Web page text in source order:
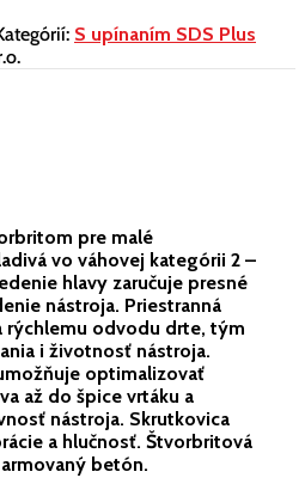
S upínaním SDS Plus
pre malé
vo váhovej kategórii 2 –
hlavy zaručuje presné
nástroja. Priestranná
rýchlemu odvodu drte, tým
i životnosť nástroja.
optimalizovať
až do špice vrtáku a
nástroja. Skrutkovica
a hlučnosť. Štvorbritová
betón.